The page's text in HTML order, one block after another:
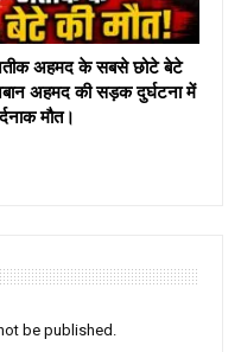
अहमद के सबसे छोटे बेटे
अहमद की सड़क दुर्घटना में
मौत।
be published.